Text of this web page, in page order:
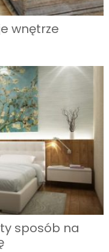
wnętrze
sposób na